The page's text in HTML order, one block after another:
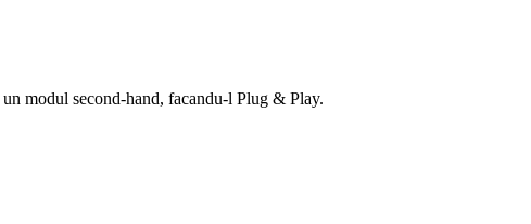
modul second-hand, facandu-l Plug & Play.